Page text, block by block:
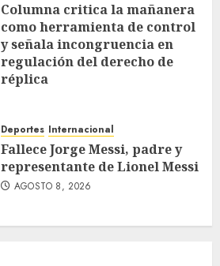
Columna critica la mañanera
como herramienta de control
y señala incongruencia en
regulación del derecho de
réplica
Deportes Internacional
Fallece Jorge Messi, padre y
representante de Lionel Messi
AGOSTO 8, 2026